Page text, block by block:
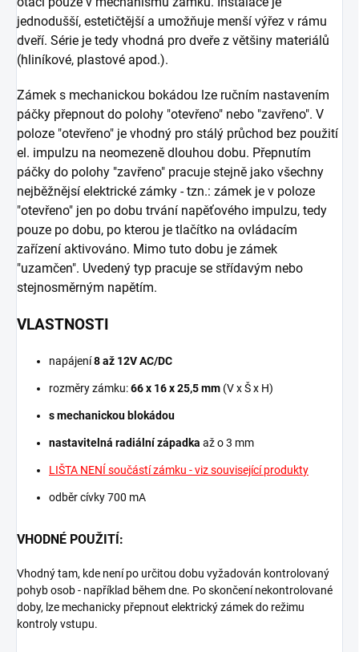
jednodušší, estetičtější a umožňuje menší výřez v rámu
dveří. Série je tedy vhodná pro dveře z většiny materiálů
(hliníkové, plastové apod.).
Zámek s mechanickou bokádou lze ručním nastavením
páčky přepnout do polohy "otevřeno" nebo "zavřeno". V
poloze "otevřeno" je vhodný pro stálý průchod bez použití
el. impulzu na neomezeně dlouhou dobu. Přepnutím
páčky do polohy "zavřeno" pracuje stejně jako všechny
nejběžnějsí elektrické zámky - tzn.: zámek je v poloze
"otevřeno" jen po dobu trvání napěťového impulzu, tedy
pouze po dobu, po kterou je tlačítko na ovládacím
zařízení aktivováno. Mimo tuto dobu je zámek
"uzamčen". Uvedený typ pracuje se střídavým nebo
stejnosměrným napětím.
VLASTNOSTI
napájení8 až 12V AC/DC
rozměry zámku:66 x 16 x 25,5 mm (V x Š x H)
s mechanickou blokádou
nastavitelná radiální západka až o 3 mm
LIŠTA NENÍ součástí zámku - viz související produkty
odběr cívky 700 mA
VHODNÉ POUŽITÍ:
Vhodný tam, kde není po určitou dobu vyžadován kontrolovaný
pohyb osob - například během dne. Po skončení nekontrolované
doby, lze mechanicky přepnout elektrický zámek do režimu
kontroly vstupu.